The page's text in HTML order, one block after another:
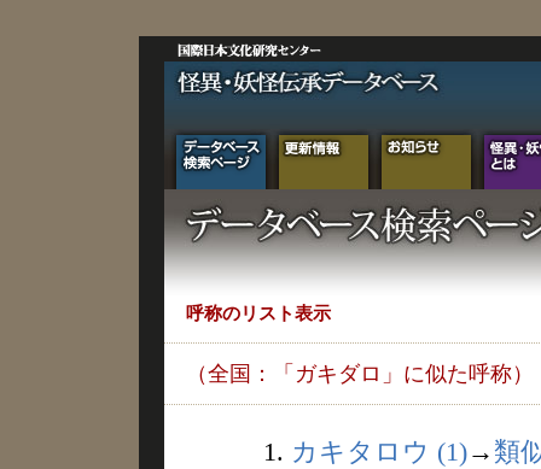
呼称のリスト表示
（全国：「ガキダロ」に似た呼称）
1. カキタロウ (1)→ 類